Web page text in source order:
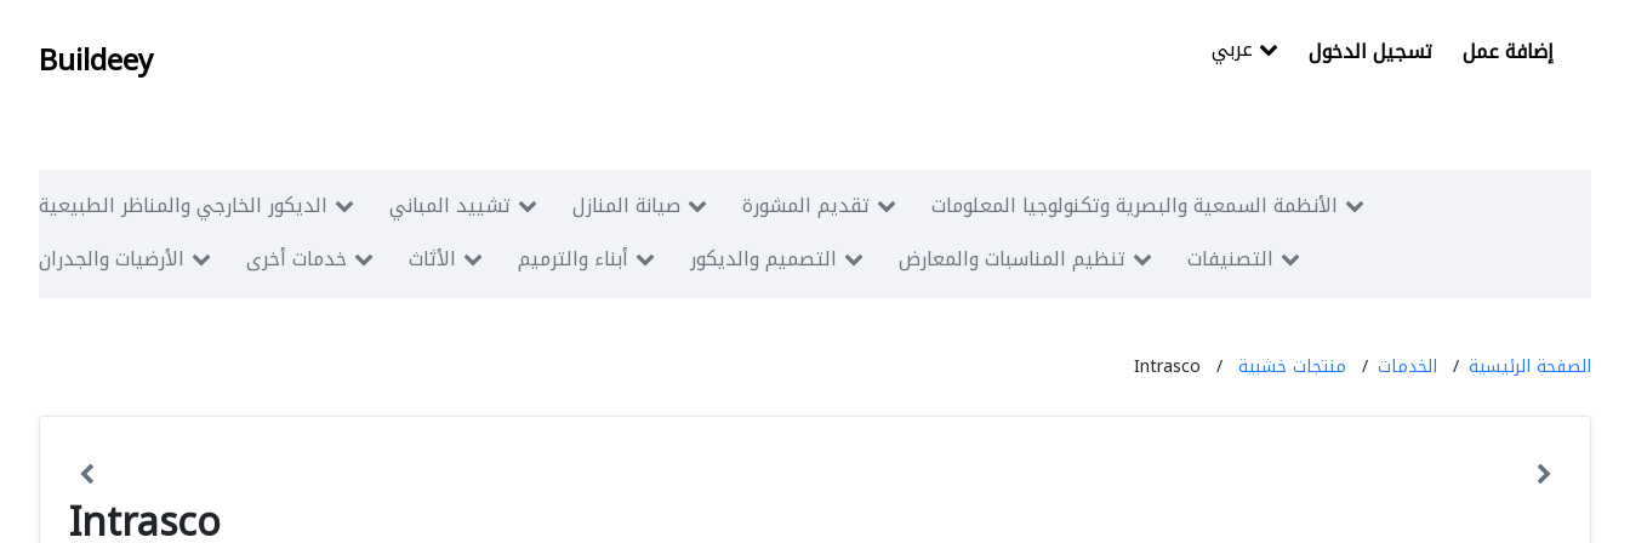
Buildeey تسجيل الدخول إضافة عمل
الديكور الخارجي والمناظر الطبيعية تشييد المباني صيانة المنازل تقديم المشورة
الأنظمة السمعية والبصرية وتكنولوجيا المعلومات
الأرضيات والجدران
خدمات أخرى الأثاث أبناء والترميم التصميم والديكور تنظيم المناسبات والمعارض التصنيفات
الصفحة الرئيسية الخدمات منتجات خشبية Intrasco
Intrasco